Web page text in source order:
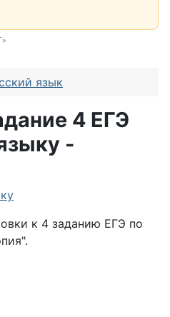
язык
4 ЕГЭ
-
к 4 заданию ЕГЭ по